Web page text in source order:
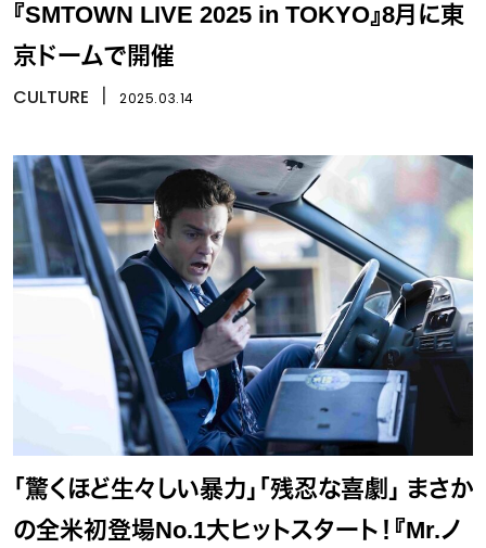
『SMTOWN LIVE 2025 in TOKYO』8月に東
京ドームで開催
CULTURE 2025.03.14
「驚くほど生々しい暴力」「残忍な喜劇」 まさか
の全米初登場No.1大ヒットスタート！『Mr.ノ